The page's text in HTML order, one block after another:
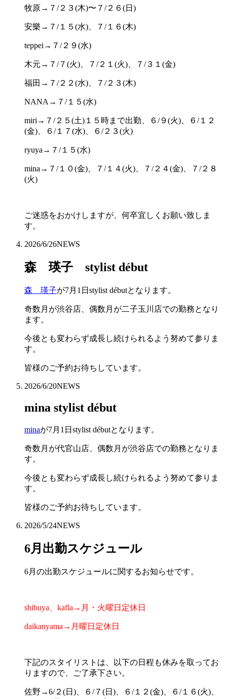
牧原→７/２３(木)〜７/２６(日)
安樂→７/１５(水)、７/１６(木)
teppei→７/２９(水)
木元→７/７(火)、７/２１(火)、７/３１(金)
福田→７/２２(水)、７/２３(木)
NANA→７/１５(水)
miri→７/２５(土)１５時まで出勤、６/９(火)、６/１２
(金)、６/１７(水)、６/２３(火)
ryuya→７/１５(水)
mina→７/１０(金)、７/１４(火)、７/２４(金)、７/２８
(火)
ご迷惑をおかけしますが、何卒宜しくお願い致しま
す。
2026/6/26NEWS
森 瑛子 stylist début
森 瑛子が7月1日stylist débutとなります。
奇数月が渋谷店、偶数月が二子玉川店での勤務となり
ます。
今後とも変わらず成長し続けられるよう努めて参りま
す。
皆様のご予約お待ちしています。
2026/6/20NEWS
mina stylist début
minaが7月1日stylist débutとなります。
奇数月が代官山店、偶数月が渋谷店での勤務となりま
す。
今後とも変わらず成長し続けられるよう努めて参りま
す。
皆様のご予約お待ちしています。
2026/5/24NEWS
6月出勤スケジュール
6月の出勤スケジュールに関するお知らせです。
shibuya、kafla→月・火曜日定休日
daikanyama→月曜日定休日
下記のスタイリストは、以下の日程も休みを取ってお
りますので、ご了承下さい。
佐野→6/２(日)、６/７(日)、６/１２(金)、６/１６(火)、